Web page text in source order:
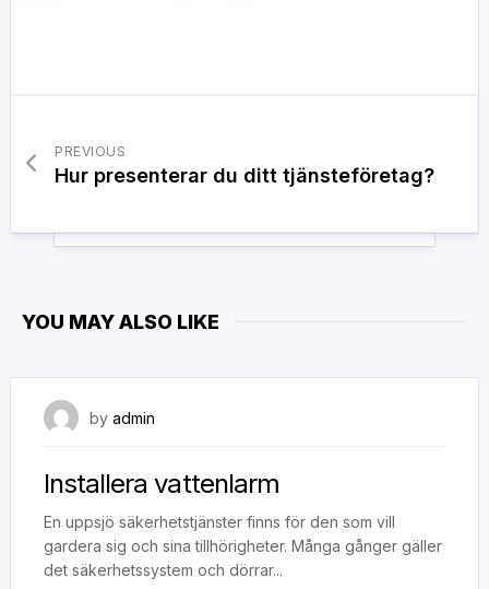
PREVIOUS
Hur presenterar du ditt tjänsteföretag?
YOU MAY ALSO LIKE
by admin
Installera vattenlarm
En uppsjö säkerhetstjänster finns för den som vill
gardera sig och sina tillhörigheter. Många gånger gäller
det säkerhetssystem och dörrar...